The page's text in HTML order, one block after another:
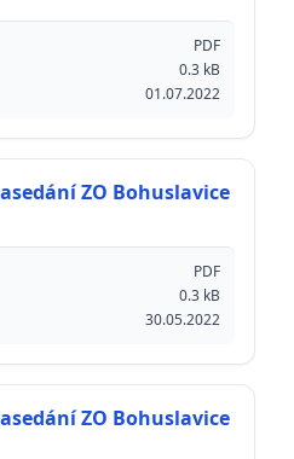
PDF
0.3 kB
01.07.2022
ZO Bohuslavice
PDF
0.3 kB
30.05.2022
ZO Bohuslavice